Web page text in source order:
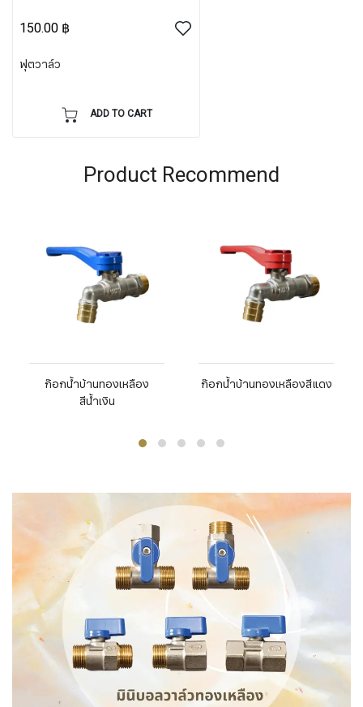
150.00 ฿
ฟุตวาล์ว
ADD TO CART
Product Recommend
ก๊อกน้ำบ้านทองเหลือง
สีน้ำเงิน
ก๊อกน้ำบ้านทองเหลืองสีแดง